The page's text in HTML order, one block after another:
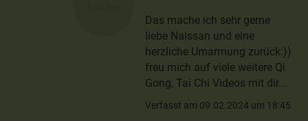
Das mache ich sehr gerne
liebe Naissan und eine
herzliche Umarmung zurück:))
freu mich auf viele weitere Qi
Gong, Tai Chi Videos mit dir...
Verfasst am 09.02.2024 um 18:45